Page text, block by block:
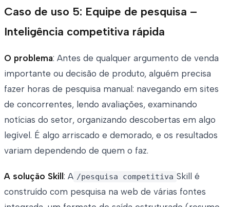
Caso de uso 5: Equipe de pesquisa –
Inteligência competitiva rápida
O problema: Antes de qualquer argumento de venda
importante ou decisão de produto, alguém precisa
fazer horas de pesquisa manual: navegando em sites
de concorrentes, lendo avaliações, examinando
notícias do setor, organizando descobertas em algo
legível. É algo arriscado e demorado, e os resultados
variam dependendo de quem o faz.
A solução Skill: A /pesquisa competitiva Skill é
construído com pesquisa na web de várias fontes